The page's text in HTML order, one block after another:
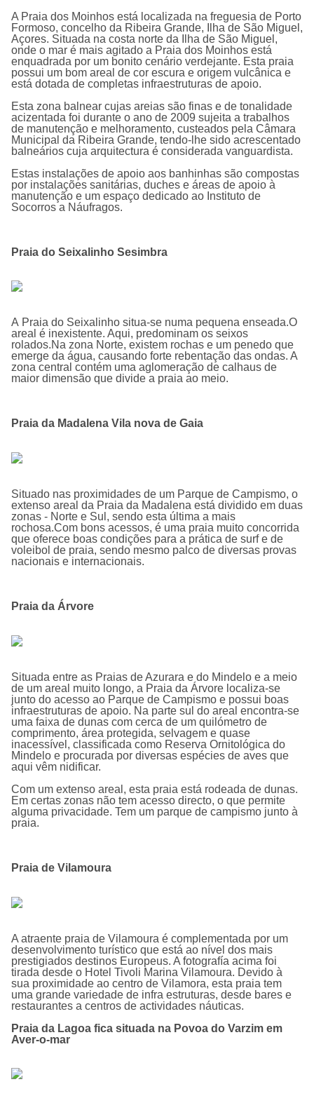
A Praia dos Moinhos está localizada na freguesia de Porto
Formoso, concelho da Ribeira Grande, Ilha de São Miguel,
Açores. Situada na costa norte da Ilha de São Miguel,
onde o mar é mais agitado a Praia dos Moinhos está
enquadrada por um bonito cenário verdejante. Esta praia
possui um bom areal de cor escura e origem vulcânica e
está dotada de completas infraestruturas de apoio.
Esta zona balnear cujas areias são finas e de tonalidade
acizentada foi durante o ano de 2009 sujeita a trabalhos
de manutenção e melhoramento, custeados pela Câmara
Municipal da Ribeira Grande, tendo-lhe sido acrescentado
balneários cuja arquitectura é considerada vanguardista.
Estas instalações de apoio aos banhinhas são compostas
por instalações sanitárias, duches e áreas de apoio à
manutenção e um espaço dedicado ao Instituto de
Socorros a Náufragos.
Praia do Seixalinho Sesimbra
A Praia do Seixalinho situa-se numa pequena enseada.O
areal é inexistente. Aqui, predominam os seixos
rolados.Na zona Norte, existem rochas e um penedo que
emerge da água, causando forte rebentação das ondas. A
zona central contém uma aglomeração de calhaus de
maior dimensão que divide a praia ao meio.
Praia da Madalena Vila nova de Gaia
Situado nas proximidades de um Parque de Campismo, o
extenso areal da Praia da Madalena está dividido em duas
zonas - Norte e Sul, sendo esta última a mais
rochosa.Com bons acessos, é uma praia muito concorrida
que oferece boas condições para a prática de surf e de
voleibol de praia, sendo mesmo palco de diversas provas
nacionais e internacionais.
Praia da Árvore
Situada entre as Praias de Azurara e do Mindelo e a meio
de um areal muito longo, a Praia da Árvore localiza-se
junto do acesso ao Parque de Campismo e possui boas
infraestruturas de apoio. Na parte sul do areal encontra-se
uma faixa de dunas com cerca de um quilómetro de
comprimento, área protegida, selvagem e quase
inacessível, classificada como Reserva Ornitológica do
Mindelo e procurada por diversas espécies de aves que
aqui vêm nidificar.
Com um extenso areal, esta praia está rodeada de dunas.
Em certas zonas não tem acesso directo, o que permite
alguma privacidade. Tem um parque de campismo junto à
praia.
Praia de Vilamoura
A atraente praia de Vilamoura é complementada por um
desenvolvimento turístico que está ao nível dos mais
prestigiados destinos Europeus. A fotografía acima foi
tirada desde o Hotel Tivoli Marina Vilamoura. Devido à
sua proximidade ao centro de Vilamora, esta praia tem
uma grande variedade de infra estruturas, desde bares e
restaurantes a centros de actividades náuticas.
Praia da Lagoa fica situada na Povoa do Varzim em
Aver-o-mar